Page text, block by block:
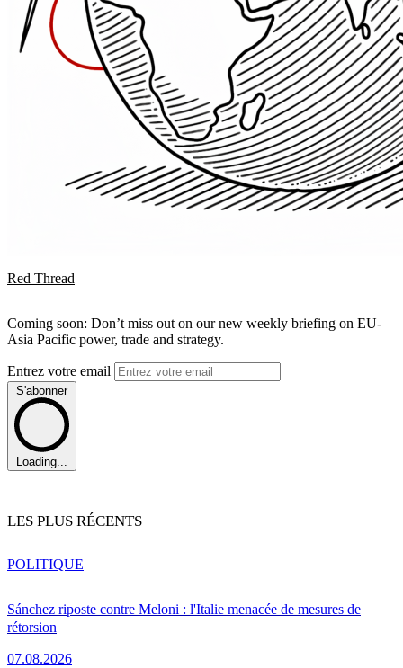
Red Thread
Coming soon: Don’t miss out on our new weekly briefing on EU-
Asia Pacific power, trade and strategy.
Entrez votre email
S'abonner
Loading...
LES PLUS RÉCENTS
Sánchez riposte contre Meloni : l'Italie menacée de mesures de
rétorsion
07.08.2026
POLITIQUE